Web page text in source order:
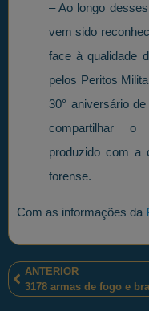
– Ao longo
vem sido
face à qualidade
pelos Peritos
30° aniversário
compartilhar o
produzido com a
forense.
Com as informações da
ANTERIOR